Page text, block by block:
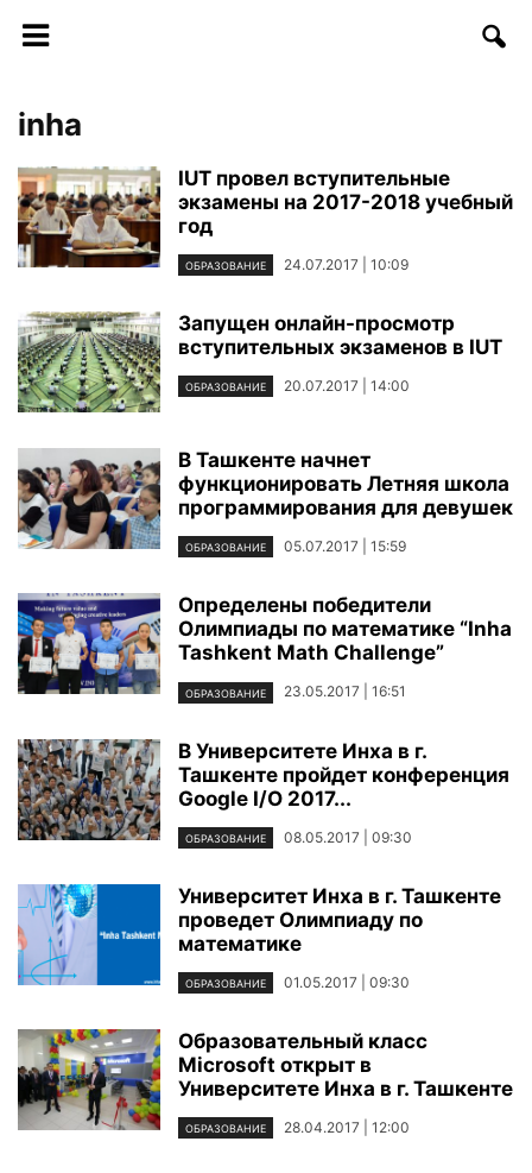
inha
IUT провел вступительные
экзамены на 2017-2018 учебный
год
ОБРАЗОВАНИЕ 24.07.2017 | 10:09
Запущен онлайн-просмотр
вступительных экзаменов в IUT
ОБРАЗОВАНИЕ 20.07.2017 | 14:00
В Ташкенте начнет
функционировать Летняя школа
программирования для девушек
ОБРАЗОВАНИЕ 05.07.2017 | 15:59
Определены победители
Олимпиады по математике “Inha
Tashkent Math Challenge”
ОБРАЗОВАНИЕ 23.05.2017 | 16:51
В Университете Инха в г.
Ташкенте пройдет конференция
Google I/O 2017...
ОБРАЗОВАНИЕ 08.05.2017 | 09:30
Университет Инха в г. Ташкенте
проведет Олимпиаду по
математике
ОБРАЗОВАНИЕ 01.05.2017 | 09:30
Образовательный класс
Microsoft открыт в
Университете Инха в г. Ташкенте
ОБРАЗОВАНИЕ 28.04.2017 | 12:00